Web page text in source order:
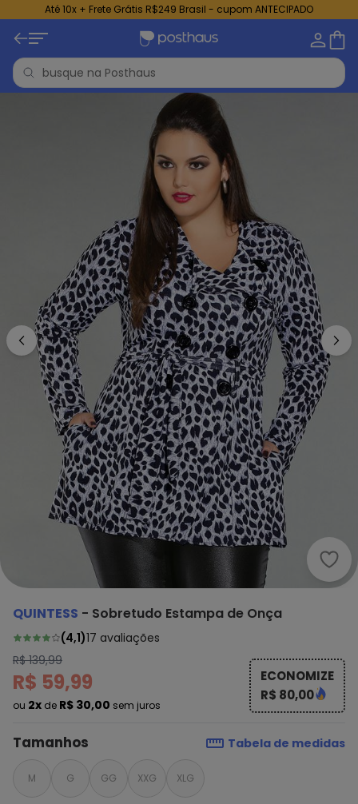
Até 10x + Frete Grátis R$249 Brasil - cupom ANTECIPADO
QUINTESS - Sobretudo Estampa de Onça
(4,1)17 avaliações
R$ 139,99
R$ 59,99
ou 2x de R$ 30,00 sem juros
ECONOMIZE
R$ 80,00
Tamanhos Tabela de medidas
M G GG XXG XLG